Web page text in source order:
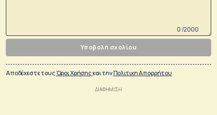
0 /2000
Υποβολή σχολίου
Αποδέχεστε τουςΌροι Χρήσηςκαι τηνΠολιτικη Απορρήτου